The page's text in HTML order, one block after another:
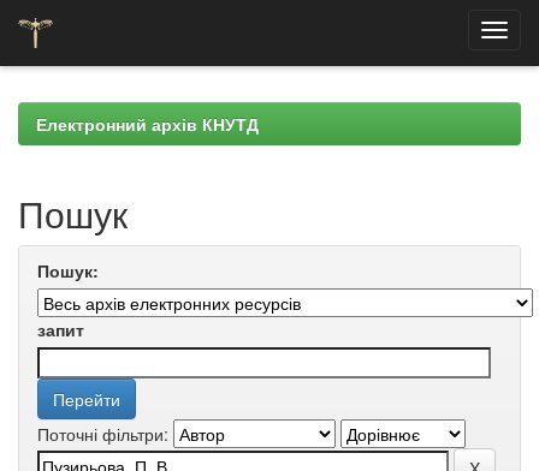
navigationЕлектронний архів КНУТД
Пошук
Пошук:
запит
Поточні фільтри: